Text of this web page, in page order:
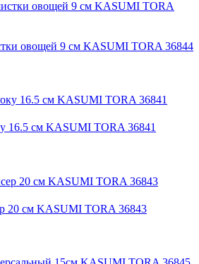
овощей 9 см KASUMI TORA 36844
16.5 см KASUMI TORA 36841
20 см KASUMI TORA 36843